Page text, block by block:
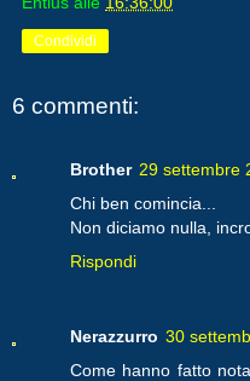
Condividi
6 commenti:
Brother 29 settembre
Chi ben comincia...
Non diciamo nulla,
Rispondi
Nerazzurro 30
Come hanno fatto